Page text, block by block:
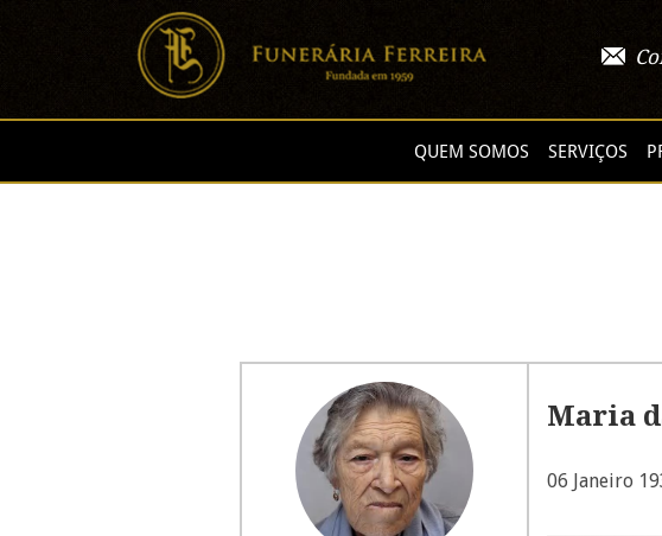
QUEM SOMOS SERVIÇOS
Maria
06 Janeiro